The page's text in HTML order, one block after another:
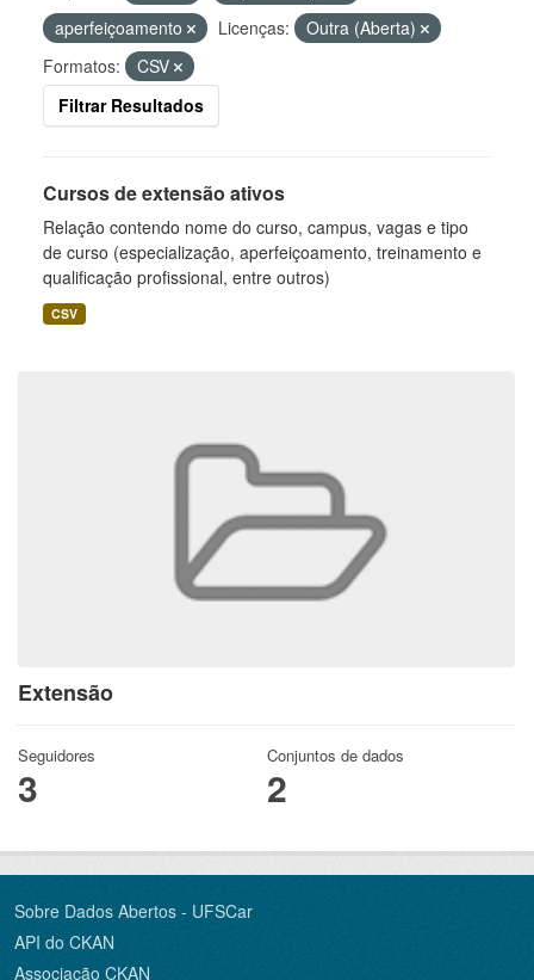
Extensão
Seguidores
3
Conjuntos de dados
2
aperfeiçoamento
Licenças:
Outra (Aberta)
Formatos:
CSV
Filtrar Resultados
Cursos de extensão ativos
Relação contendo nome do curso, campus, vagas e tipo
de curso (especialização, aperfeiçoamento, treinamento e
qualificação profissional, entre outros)
CSV
Sobre Dados Abertos - UFSCar
API do CKAN
Associação CKAN